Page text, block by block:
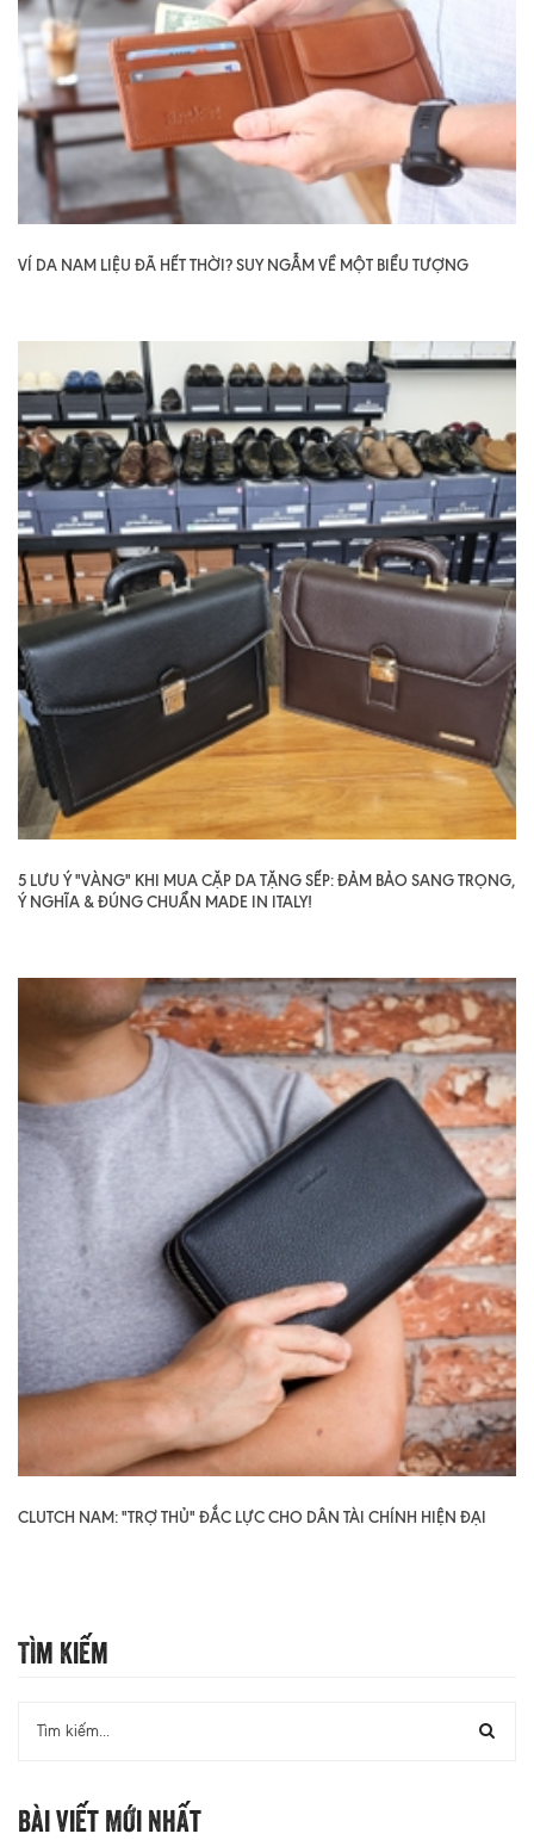
VÍ DA NAM LIỆU ĐÃ HẾT THỜI? SUY NGẪM VỀ MỘT BIỂU TƯỢNG
5 LƯU Ý "VÀNG" KHI MUA CẶP DA TẶNG SẾP: ĐẢM BẢO SANG TRỌNG,
Ý NGHĨA & ĐÚNG CHUẨN MADE IN ITALY!
CLUTCH NAM: "TRỢ THỦ" ĐẮC LỰC CHO DÂN TÀI CHÍNH HIỆN ĐẠI
Tìm Kiếm
Bài Viết Mới Nhất